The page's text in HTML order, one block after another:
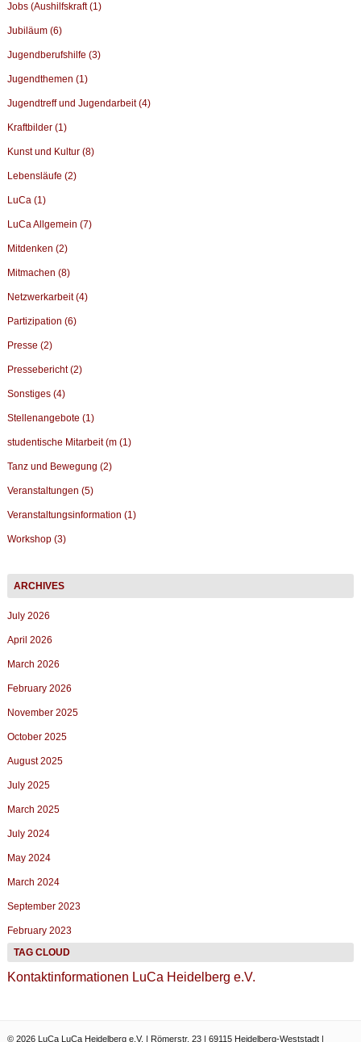
Jobs (Aushilfskraft (1)
Jubiläum (6)
Jugendberufshilfe (3)
Jugendthemen (1)
Jugendtreff und Jugendarbeit (4)
Kraftbilder (1)
Kunst und Kultur (8)
Lebensläufe (2)
LuCa (1)
LuCa Allgemein (7)
Mitdenken (2)
Mitmachen (8)
Netzwerkarbeit (4)
Partizipation (6)
Presse (2)
Pressebericht (2)
Sonstiges (4)
Stellenangebote (1)
studentische Mitarbeit (m (1)
Tanz und Bewegung (2)
Veranstaltungen (5)
Veranstaltungsinformation (1)
Workshop (3)
July 2026
April 2026
March 2026
February 2026
November 2025
October 2025
August 2025
July 2025
March 2025
July 2024
May 2024
March 2024
September 2023
February 2023
Kontaktinformationen LuCa Heidelberg e.V.
© 2026 LuCa LuCa Heidelberg e.V. | Römerstr. 23 | 69115 Heidelberg-Weststadt |